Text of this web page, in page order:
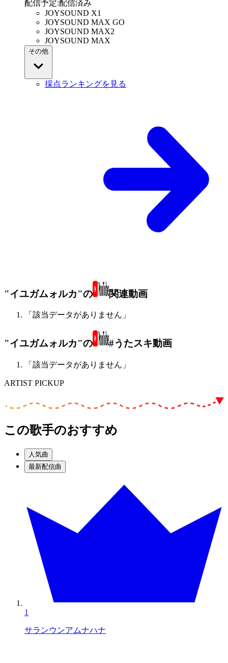
配信予定:配信済み
JOYSOUND X1
JOYSOUND MAX GO
JOYSOUND MAX2
JOYSOUND MAX
その他
採点ランキングを見る
"イユガムォルカ"の 関連動画
「該当データがありません」
"イユガムォルカ"の #うたスキ動画
「該当データがありません」
ARTIST PICKUP
この歌手のおすすめ
人気曲
最新配信曲
1
サランウンアムナハナ